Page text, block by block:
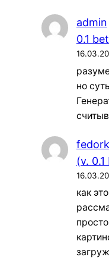
admin
0.1
но
(v.
как